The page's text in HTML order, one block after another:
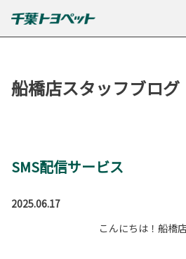
船橋店スタッフブログ
SMS配信サービス
2025.06.17
こんにちは！船橋店